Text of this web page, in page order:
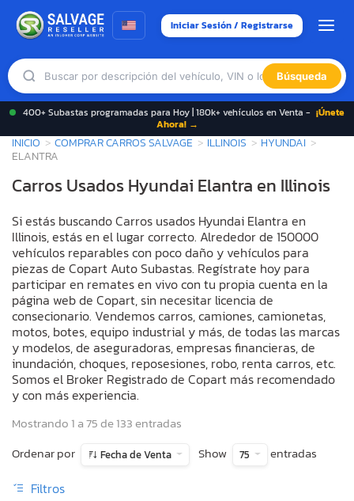
Iniciar Sesión / Registrarse
Búsqueda
400+ Subastas programadas para Hoy | 180k+ vehículos en Venta - ¡Únete
Ahora! →
INICIO COMPRAR CARROS SALVAGE ILLINOIS
HYUNDAI
ELANTRA
Carros Usados Hyundai Elantra en Illinois
Si estás buscando Carros usados Hyundai Elantra en
Illinois, estás en el lugar correcto. Alrededor de 150000
vehículos reparables con poco daño y vehículos para
piezas de Copart Auto Subastas. Regístrate hoy para
participar en remates en vivo con tu propia cuenta en la
página web de Copart, sin necesitar licencia de
consecionario. Vendemos carros, camiones, camionetas,
motos, botes, equipo industrial y más, de todas las marcas
y modelos, de aseguradoras, empresas financieras, de
inundación, choques, reposesiones, robo, renta carros, etc.
Somos el Broker Registrado de Copart más recomendado
y con más experiencia.
Mostrando 1 a 75 de 133 entradas
Ordenar por
Fecha de Venta Show 75 entradas
Filtros